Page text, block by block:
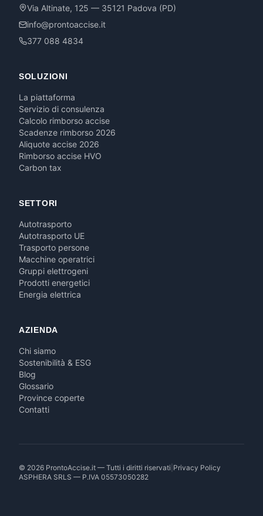
Via Altinate, 125 — 35121 Padova (PD)
info@prontoaccise.it
377 088 4834
SOLUZIONI
La piattaforma
Servizio di consulenza
Calcolo rimborso accise
Scadenze rimborso 2026
Aliquote accise 2026
Rimborso accise HVO
Carbon tax
SETTORI
Autotrasporto
Autotrasporto UE
Trasporto persone
Macchine operatrici
Gruppi elettrogeni
Prodotti energetici
Energia elettrica
AZIENDA
Chi siamo
Sostenibilità & ESG
Blog
Glossario
Province coperte
Contatti
© 2026 ProntoAccise.it — Tutti i diritti riservati Privacy Policy
ASPHERA SRLS — P.IVA 05573050282